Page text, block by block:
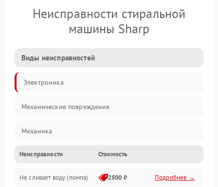
Неисправности стиральной
машины Sharp
Виды неисправностей
Электроника
Механические повреждения
Механика
Электропитание
Водоснабжение
Неисправности Стоимость
Не сливает воду (помпа) 2500 ₽ Подробнее →